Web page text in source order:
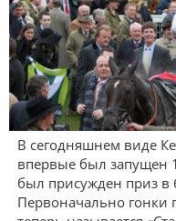
В сегодняшнем виде
впервые был запущен
был присужден приз в
Первоначально гонки